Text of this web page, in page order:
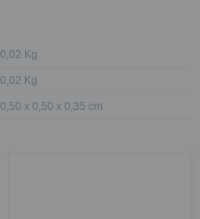
0,02 Kg
0,02 Kg
0,50 x 0,50 x 0,35 cm